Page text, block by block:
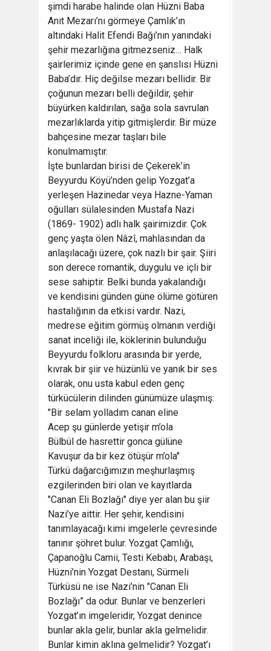
şimdi harabe halinde olan Hüzni Baba
Anıt Mezarı’nı görmeye Çamlık’ın
altındaki Halit Efendi Bağı’nın yanındaki
şehir mezarlığına gitmezseniz… Halk
şairlerimiz içinde gene en şanslısı Hüzni
Baba’dır. Hiç değilse mezarı bellidir. Bir
çoğunun mezarı belli değildir, şehir
büyürken kaldırılan, sağa sola savrulan
mezarlıklarda yitip gitmişlerdir. Bir müze
bahçesine mezar taşları bile
konulmamıştır.
İşte bunlardan birisi de Çekerek’in
Beyyurdu Köyü’nden gelip Yozgat’a
yerleşen Hazinedar veya Hazne-Yaman
oğulları sülalesinden Mustafa Nazi
(1869- 1902) adlı halk şairimizdir. Çok
genç yaşta ölen Nâzî, mahlasından da
anlaşılacağı üzere, çok nazlı bir şair. Şiiri
son derece romantik, duygulu ve içli bir
sese sahiptir. Belki bunda yakalandığı
ve kendisini günden güne ölüme götüren
hastalığının da etkisi vardır. Nazi,
medrese eğitim görmüş olmanın verdiği
sanat inceliği ile, köklerinin bulunduğu
Beyyurdu folkloru arasında bir yerde,
kıvrak bir şiir ve hüzünlü ve yanık bir ses
olarak, onu usta kabul eden genç
türkücülerin dilinden günümüze ulaşmış:
"Bir selam yolladım canan eline
Acep şu günlerde yetişir m’ola
Bülbül de hasrettir gonca gülüne
Kavuşur da bir kez ötüşür m’ola"
Türkü dağarcığımızın meşhurlaşmış
ezgilerinden biri olan ve kayıtlarda
"Canan Eli Bozlağı" diye yer alan bu şiir
Nazi’ye aittir. Her şehir, kendisini
tanımlayacağı kimi imgelerle çevresinde
tanınır şöhret bulur. Yozgat Çamlığı,
Çapanoğlu Camii, Testi Kebabı, Arabaşı,
Hüzni’nin Yozgat Destanı, Sürmeli
Türküsü ne ise Nazi’nin "Canan Eli
Bozlağı” da odur. Bunlar ve benzerleri
Yozgat’ın imgeleridir, Yozgat denince
bunlar akla gelir, bunlar akla gelmelidir.
Bunlar kimin aklına gelmelidir? Yozgat’ı